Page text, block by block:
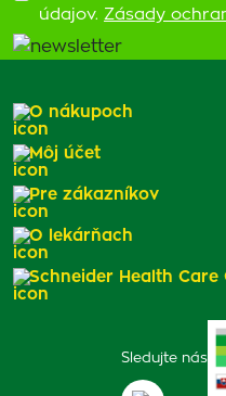
údajov. Zásady
Sledujte nás
O nákupoch
Môj účet
Pre zákazníkov
O lekárňach
Schneider Health Care